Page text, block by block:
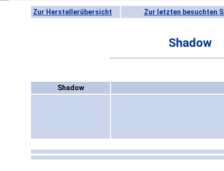
Zur Herstellerübersicht Zur letzten besuchten
Shadow
Shadow